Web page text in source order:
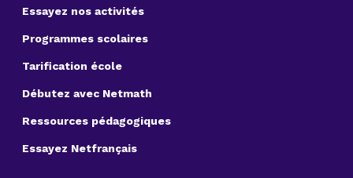
Essayez nos activités
Programmes scolaires
Tarification école
Débutez avec Netmath
Ressources pédagogiques
Essayez Netfrançais